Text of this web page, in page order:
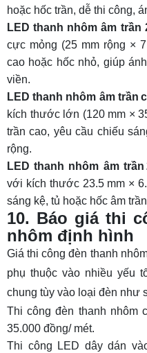
hoặc hốc trần, dễ thi công,
LED thanh nhôm âm trần
cực mỏng (25 mm rộng ×
cao hoặc hốc nhỏ, giúp
viền.
LED thanh nhôm âm trần
kích thước lớn (120 mm ×
trần cao, yêu cầu chiếu
rộng.
LED thanh nhôm âm trần
với kích thước 23.5 mm ×
sáng kệ, tủ hoặc hốc âm
10. Báo giá thi
nhôm định hình
Giá thi công đèn thanh
phụ thuộc vào nhiều yếu
chung tùy vào loại đèn như
Thi công đèn thanh nhôm
35.000 đồng/ mét.
Thi công LED dây dán